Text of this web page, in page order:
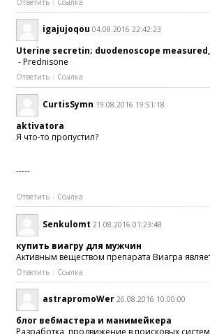
Ответить Ссылка
igajujoqou 04.08.2016 22:42:23
Uterine secretin; duodenoscope
- Prednisone
Ответить Ссылка
CurtisSymn 19.08.2016 19:51:18
aktivatora
Я что-то пропустил?
-----
Ответить Ссылка
Senkulomt 21.08.2016 01:23:48
купить виагру для мужчин
Активным веществом препарата Виагра
Ответить Ссылка
astrapromoWer 26.08.2016 10:00:00
блог вебмастера и манимейкера